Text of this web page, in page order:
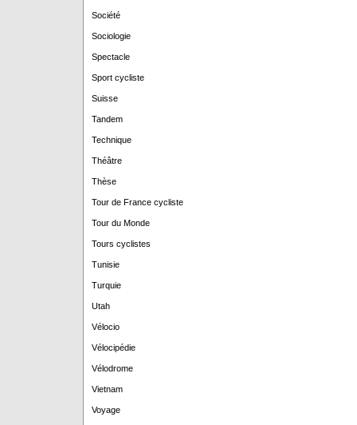
Société
Sociologie
Spectacle
Sport cycliste
Suisse
Tandem
Technique
Théâtre
Thèse
Tour de France cycliste
Tour du Monde
Tours cyclistes
Tunisie
Turquie
Utah
Vélocio
Vélocipédie
Vélodrome
Vietnam
Voyage